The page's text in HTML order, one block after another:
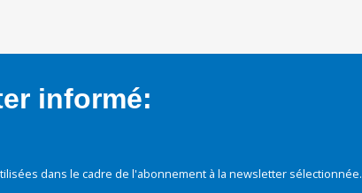
informé:
dans le cadre de l'abonnement à la newsletter sélectionnée.